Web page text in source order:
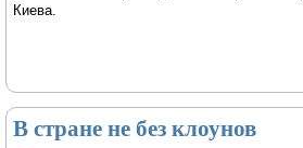
Киева.
В стране не без клоунов